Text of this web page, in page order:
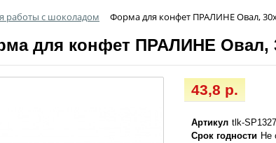
работы с шоколадом Форма для конфет ПРАЛИНЕ Овал,
для конфет ПРАЛИНЕ Овал,
43,8 р.
Артикул tlk-SP1327
Срок годности Не